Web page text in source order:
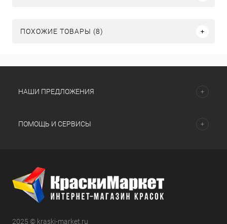
ПОХОЖИЕ ТОВАРЫ (8)
НАШИ ПРЕДЛОЖЕНИЯ
ПОМОЩЬ И СЕРВИСЫ
2025 © kraski-market.ru